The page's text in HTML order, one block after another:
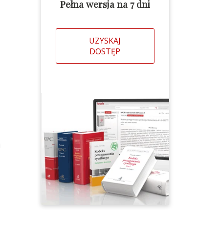
Pełna wersja na 7 dni
UZYSKAJ
DOSTĘP